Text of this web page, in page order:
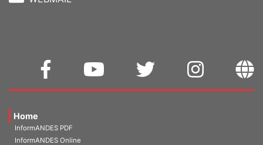
Home
InformANDES PDF
InformANDES Online